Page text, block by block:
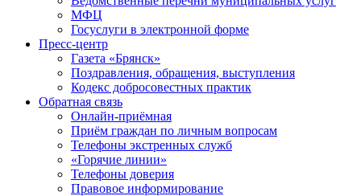
МФЦ
Госуслуги в электронной форме
Пресс-центр
Газета «Брянск»
Поздравления, обращения, выступления
Кодекс добросовестных практик
Обратная связь
Онлайн-приёмная
Приём граждан по личным вопросам
Телефоны экстренных служб
«Горячие линии»
Телефоны доверия
Правовое информирование